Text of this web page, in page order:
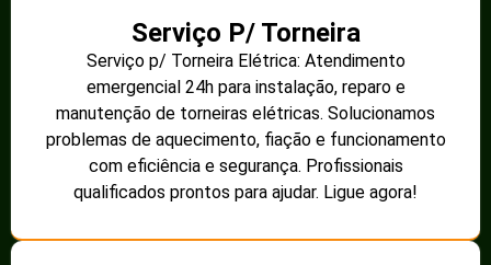
Serviço P/ Torneira
Serviço p/ Torneira Elétrica: Atendimento
emergencial 24h para instalação, reparo e
manutenção de torneiras elétricas. Solucionamos
problemas de aquecimento, fiação e funcionamento
com eficiência e segurança. Profissionais
qualificados prontos para ajudar. Ligue agora!